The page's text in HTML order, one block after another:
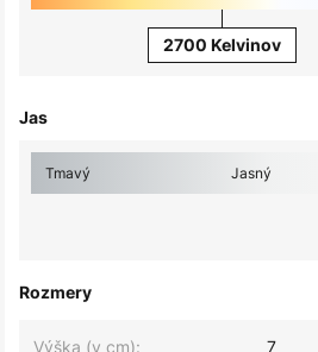
2700 Kelvinov
Jas
Tmavý Jasný
Rozmery
Výška (v cm): 7